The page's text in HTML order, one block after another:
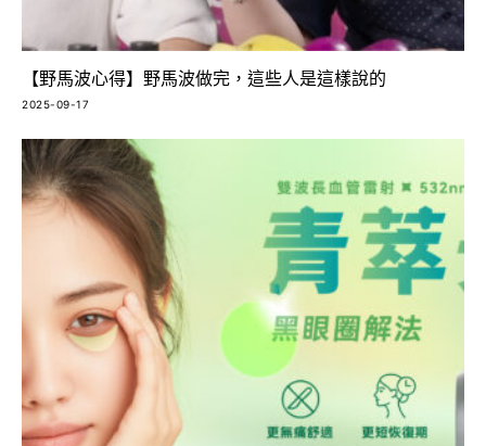
【野馬波心得】野馬波做完，這些人是這樣說的
2025-09-17